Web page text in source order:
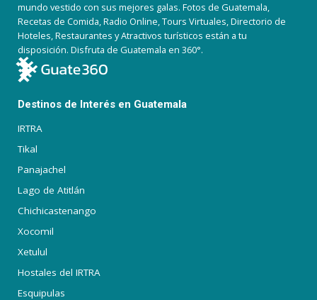
mundo vestido con sus mejores galas. Fotos de Guatemala,
Recetas de Comida, Radio Online, Tours Virtuales, Directorio de
Hoteles, Restaurantes y Atractivos turísticos están a tu
disposición. Disfruta de Guatemala en 360°.
Destinos de Interés en Guatemala
IRTRA
Tikal
Panajachel
Lago de Atitlán
Chichicastenango
Xocomil
Xetulul
Hostales del IRTRA
Esquipulas